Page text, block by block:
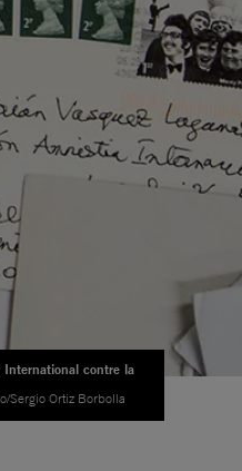
International contre la
Sergio Ortiz Borbolla